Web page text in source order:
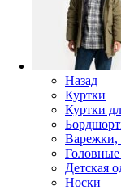
Назад
Куртки
Куртки
Варежки,
Детская
Носки